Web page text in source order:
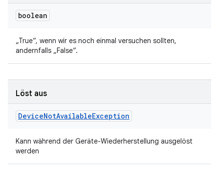
boolean
„True“, wenn wir es noch einmal versuchen sollten,
andernfalls „False“.
Löst aus
DeviceNotAvailableException
Kann während der Geräte-Wiederherstellung ausgelöst
werden